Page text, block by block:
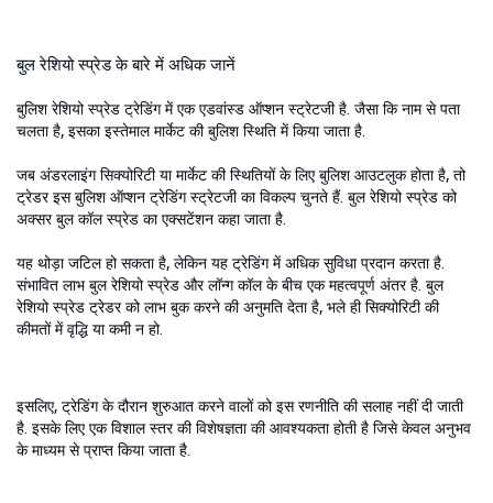
बुल रेशियो स्प्रेड के बारे में अधिक जानें
बुलिश रेशियो स्प्रेड ट्रेडिंग में एक एडवांस्ड ऑप्शन स्ट्रेटजी है. जैसा कि नाम से पता
चलता है, इसका इस्तेमाल मार्केट की बुलिश स्थिति में किया जाता है.
जब अंडरलाइंग सिक्योरिटी या मार्केट की स्थितियों के लिए बुलिश आउटलुक होता है, तो
ट्रेडर इस बुलिश ऑप्शन ट्रेडिंग स्ट्रेटजी का विकल्प चुनते हैं. बुल रेशियो स्प्रेड को
अक्सर बुल कॉल स्प्रेड का एक्सटेंशन कहा जाता है.
यह थोड़ा जटिल हो सकता है, लेकिन यह ट्रेडिंग में अधिक सुविधा प्रदान करता है.
संभावित लाभ बुल रेशियो स्प्रेड और लॉन्ग कॉल के बीच एक महत्वपूर्ण अंतर है. बुल
रेशियो स्प्रेड ट्रेडर को लाभ बुक करने की अनुमति देता है, भले ही सिक्योरिटी की
कीमतों में वृद्धि या कमी न हो.
इसलिए, ट्रेडिंग के दौरान शुरुआत करने वालों को इस रणनीति की सलाह नहीं दी जाती
है. इसके लिए एक विशाल स्तर की विशेषज्ञता की आवश्यकता होती है जिसे केवल अनुभव
के माध्यम से प्राप्त किया जाता है.